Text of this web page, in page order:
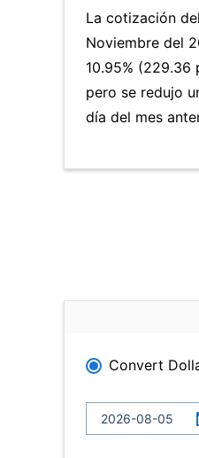
La cotización
Noviembre del
10.95% (229.36
pero se redujo
día del mes
Convert